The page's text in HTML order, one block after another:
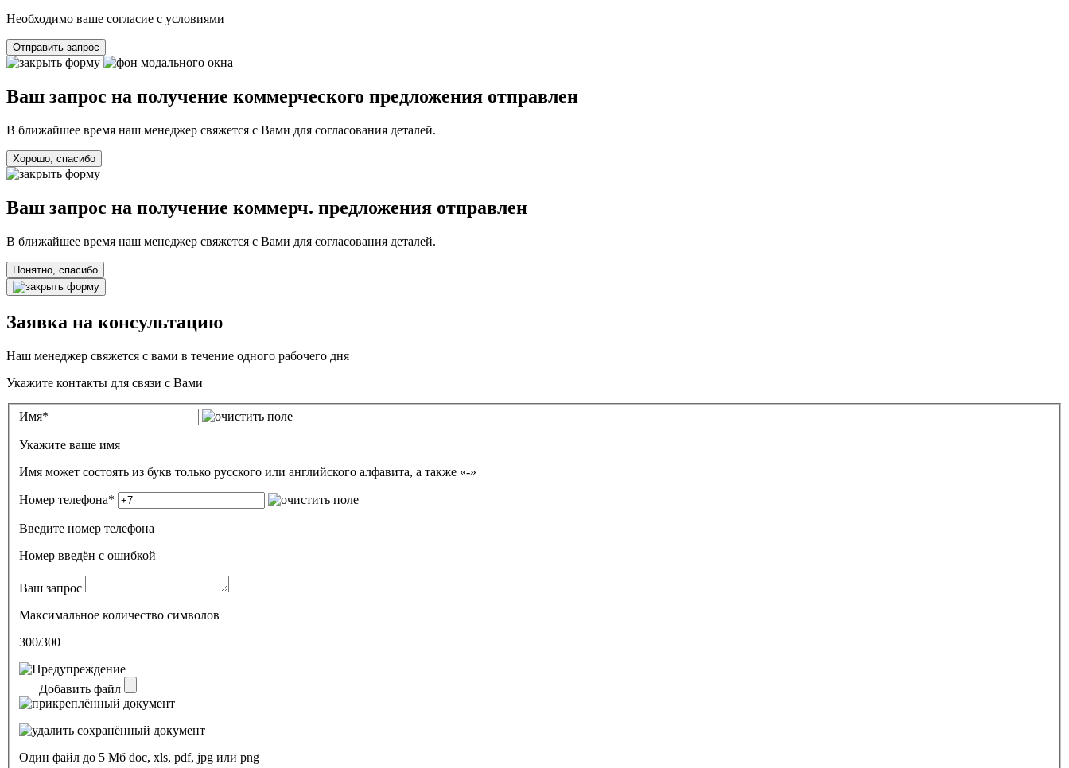
Необходимо ваше согласие с условиями
Отправить запрос
Ваш запрос на получение коммерческого предложения отправлен
В ближайшее время наш менеджер свяжется с Вами для согласования деталей.
Хорошо, спасибо
Ваш запрос на получение коммерч. предложения отправлен
В ближайшее время наш менеджер свяжется с Вами для согласования деталей.
Понятно, спасибо
Заявка на консультацию
Наш менеджер свяжется с вами в течение одного рабочего дня
Укажите контакты для связи с Вами
Имя*
Укажите ваше имя
Имя может состоять из букв только русского или английского алфавита, а также «-»
Номер телефона*
Введите номер телефона
Номер введён c ошибкой
Ваш запрос
Максимальное количество символов
300/300
Добавить файл
Один файл до 5 Мб doc, xls, pdf, jpg или png